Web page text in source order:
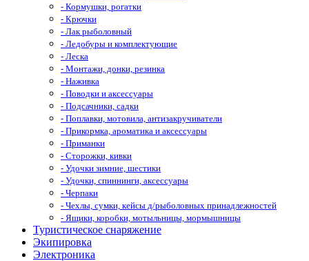
- Кормушки, рогатки
- Крючки
- Лак рыболовный
- Ледобуры и комплектующие
- Леска
- Монтажи, донки, резинка
- Наживка
- Поводки и аксессуары
- Подсачники, садки
- Поплавки, мотовила, антизакручиватели
- Прикормка, ароматика и аксессуары
- Приманки
- Сторожки, кивки
- Удочки зимние, шестики
- Удочки, спиннинги, аксессуары
- Черпаки
- Чехлы, сумки, кейсы д/рыболовных принадлежностей
- Ящики, коробки, мотыльницы, мормышницы
Туристическое снаряжение
Экипировка
Электроника